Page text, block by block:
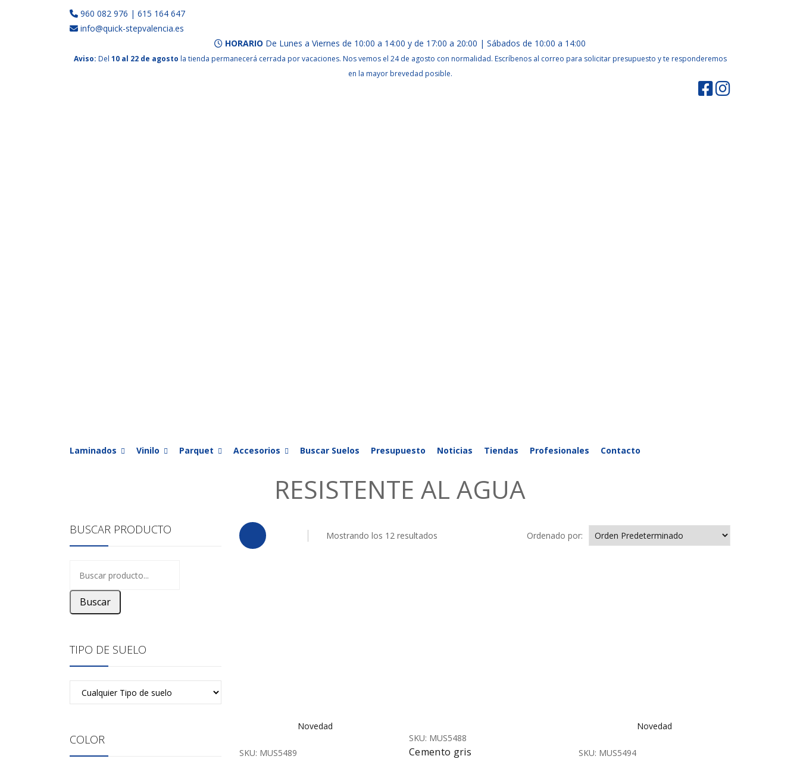
960 082 976 | 615 164 647
info@quick-stepvalencia.es
HORARIO De Lunes a Viernes de 10:00 a 14:00 y de 17:00 a 20:00 | Sábados de 10:00 a 14:00
Aviso: Del 10 al 22 de agosto la tienda permanecerá cerrada por vacaciones. Nos vemos el 24 de agosto con normalidad. Escríbenos al correo para solicitar presupuesto y te responderemos
en la mayor brevedad posible.
Laminados Vinilo Parquet Accesorios Buscar Suelos Presupuesto Noticias Tiendas Profesionales Contacto
RESISTENTE AL AGUA
Mostrando los 12 resultados Ordenado por:
Novedad
SKU: MUS5489
SKU: MUS5488
Cemento gris
Novedad
SKU: MUS5494
BUSCAR PRODUCTO
Buscar
TIPO DE SUELO
COLOR